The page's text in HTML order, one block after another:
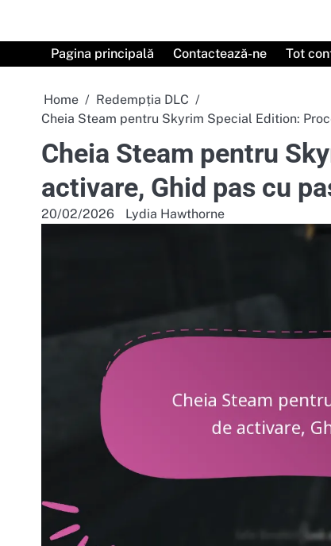
content Pagina principală Contactează-ne Tot
Home
Redempția DLC
Cheia Steam pentru Skyrim Special Edition:
Cheia Steam pentru
activare, Ghid pas cu
20/02/2026 Lydia Hawthorne